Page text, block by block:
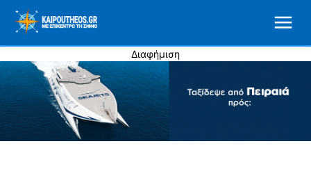
Διαφήμιση